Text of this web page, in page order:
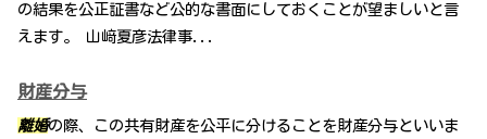
の結果を公正証書など公的な書面にしておくことが望ましいと言
えます。 山﨑夏彦法律事...
財産分与
離婚の際、この共有財産を公平に分けることを財産分与といいま